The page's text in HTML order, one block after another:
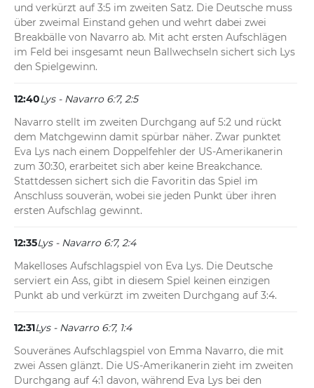
und verkürzt auf 3:5 im zweiten Satz. Die Deutsche muss
über zweimal Einstand gehen und wehrt dabei zwei
Breakbälle von Navarro ab. Mit acht ersten Aufschlägen
im Feld bei insgesamt neun Ballwechseln sichert sich Lys
den Spielgewinn.
12:40Lys - Navarro 6:7, 2:5
Navarro stellt im zweiten Durchgang auf 5:2 und rückt
dem Matchgewinn damit spürbar näher. Zwar punktet
Eva Lys nach einem Doppelfehler der US-Amerikanerin
zum 30:30, erarbeitet sich aber keine Breakchance.
Stattdessen sichert sich die Favoritin das Spiel im
Anschluss souverän, wobei sie jeden Punkt über ihren
ersten Aufschlag gewinnt.
12:35Lys - Navarro 6:7, 2:4
Makelloses Aufschlagspiel von Eva Lys. Die Deutsche
serviert ein Ass, gibt in diesem Spiel keinen einzigen
Punkt ab und verkürzt im zweiten Durchgang auf 3:4.
12:31Lys - Navarro 6:7, 1:4
Souveränes Aufschlagspiel von Emma Navarro, die mit
zwei Assen glänzt. Die US-Amerikanerin zieht im zweiten
Durchgang auf 4:1 davon, während Eva Lys bei den